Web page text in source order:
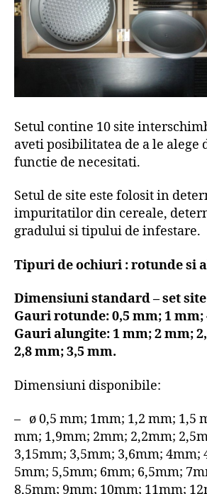
Setul contine 10 site
aveti posibilitatea de a le alege
functie de necesitati.
Setul de site este folosit in
impuritatilor din cereale,
gradului si tipului de infestare.
Tipuri de ochiuri : rotunde si
Dimensiuni standard – set site
Gauri rotunde: 0,5 mm; 1 mm;
Gauri alungite: 1 mm; 2 mm;
2,8 mm; 3,5 mm.
Dimensiuni disponibile:
– ø 0,5 mm; 1mm; 1,2 mm; 1,5
mm; 1,9mm; 2mm; 2,2mm;
3,15mm; 3,5mm; 3,6mm; 4mm;
5mm; 5,5mm; 6mm; 6,5mm;
8,5mm; 9mm; 10mm; 11mm;